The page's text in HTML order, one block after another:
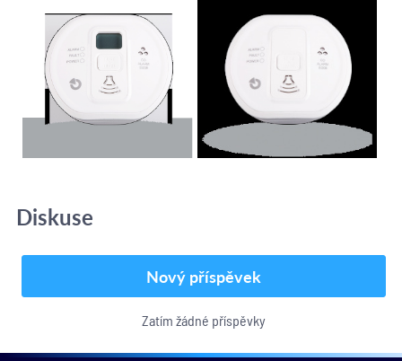
Diskuse
Nový příspěvek
Zatím žádné příspěvky